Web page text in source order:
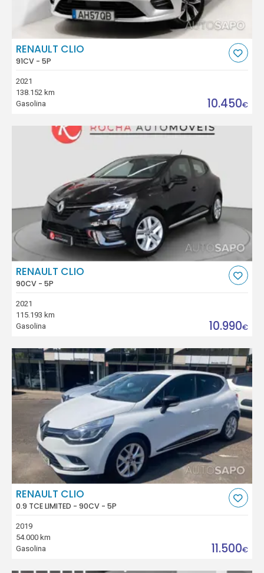
RENAULT CLIO
91CV - 5P
2021
138.152 km
Gasolina
10.450€
RENAULT CLIO
90CV - 5P
2021
115.193 km
Gasolina
10.990€
RENAULT CLIO
0.9 TCE LIMITED - 90CV - 5P
2019
54.000 km
Gasolina
11.500€